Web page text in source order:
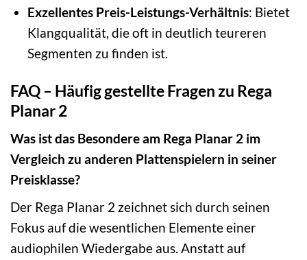
Exzellentes Preis-Leistungs-Verhältnis: Bietet
Klangqualität, die oft in deutlich teureren
Segmenten zu finden ist.
FAQ – Häufig gestellte Fragen zu Rega
Planar 2
Was ist das Besondere am Rega Planar 2 im
Vergleich zu anderen Plattenspielern in seiner
Preisklasse?
Der Rega Planar 2 zeichnet sich durch seinen
Fokus auf die wesentlichen Elemente einer
audiophilen Wiedergabe aus. Anstatt auf